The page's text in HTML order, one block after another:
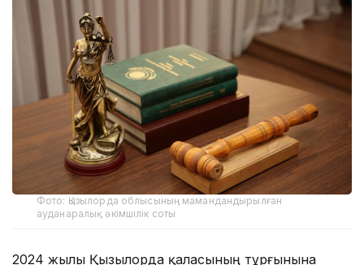
Фото: Қызылорда облысының мамандандырылған
ауданаралық әкімшілік соты
2024 жылы Қызылорда қаласының тұрғынына